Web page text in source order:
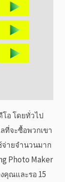
อ โดยทั่วไป
ที่จะซื้อพวกเขา
ายจำนวนมาก
Photo Maker
คุณและรอ 15